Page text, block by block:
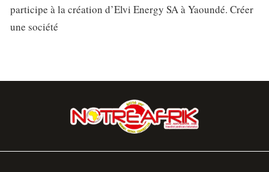
participe à la création d’Elvi Energy SA à Yaoundé. Créer
une société